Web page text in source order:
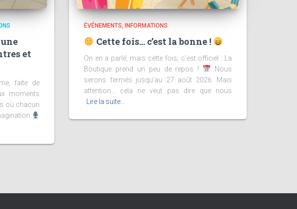
et
faite de
moments
où chacun
ÉVÉNEMENTS INFORMATIONS
Cette fois… c’est la bonne !
On en a parlé, mais cette fois, c’est officiel : La
Boutique prend un peu de repos !
Nous
serons fermés jusqu’au 27 août 2026. Mais
attention… cela ne veut pas dire que nous
Lire la suite…